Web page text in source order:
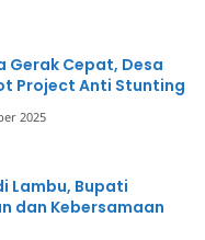
Gerak Cepat, Desa
Project Anti Stunting
2025
Lambu, Bupati
dan Kebersamaan